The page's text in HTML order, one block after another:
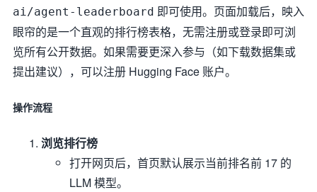
ai/agent-leaderboard 即可使用。页面加载后，映入
眼帘的是一个直观的排行榜表格，无需注册或登录即可浏
览所有公开数据。如果需要更深入参与（如下载数据集或
提出建议），可以注册 Hugging Face 账户。
操作流程
浏览排行榜
打开网页后，首页默认展示当前排名前 17 的
LLM 模型。